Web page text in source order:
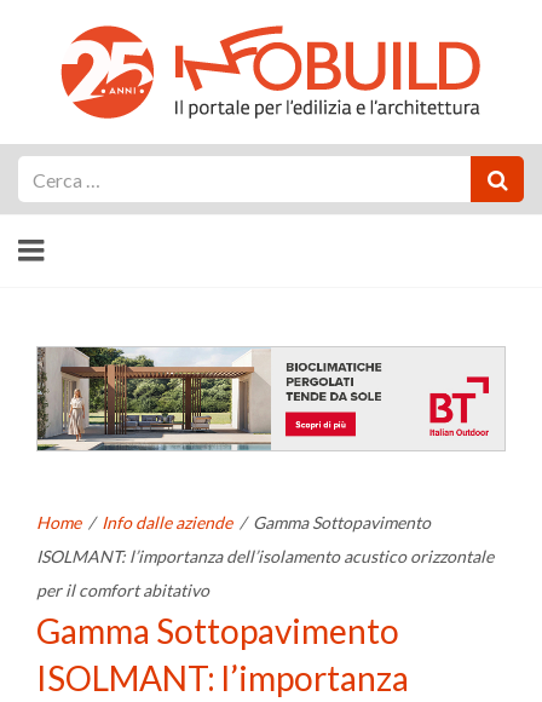
Home / Info dalle aziende / Gamma Sottopavimento
ISOLMANT: l’importanza dell’isolamento acustico orizzontale
per il comfort abitativo
Gamma Sottopavimento
ISOLMANT: l’importanza